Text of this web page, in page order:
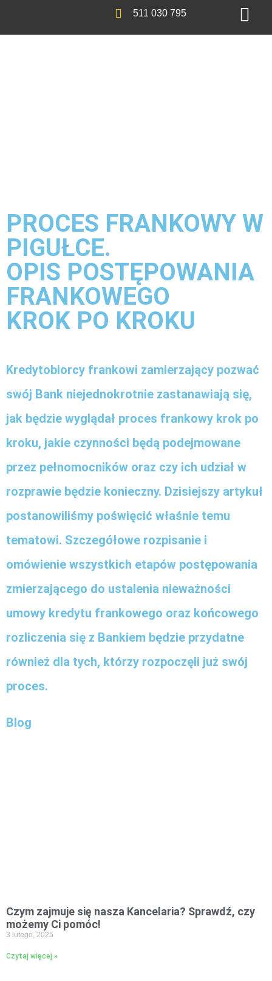
511 030 795
PROCES FRANKOWY W
PIGUŁCE.
OPIS POSTĘPOWANIA
FRANKOWEGO
KROK PO KROKU
Kredytobiorcy frankowi zamierzający pozwać
swój Bank niejednokrotnie zastanawiają się,
jak będzie wyglądał proces frankowy krok po
kroku, jakie czynności będą podejmowane
przez pełnomocników oraz czy ich udział w
rozprawie będzie konieczny. Dzisiejszy artykuł
postanowiliśmy poświęcić właśnie temu
tematowi. Szczegółowe rozpisanie i
omówienie wszystkich etapów postępowania
zmierzającego do ustalenia nieważności
umowy kredytu frankowego oraz końcowego
rozliczenia się z Bankiem będzie przydatne
również dla tych, którzy rozpoczęli już swój
proces.
Blog
Czym zajmuje się nasza Kancelaria? Sprawdź, czy
możemy Ci pomóc!
3 lutego, 2025
Czytaj więcej »